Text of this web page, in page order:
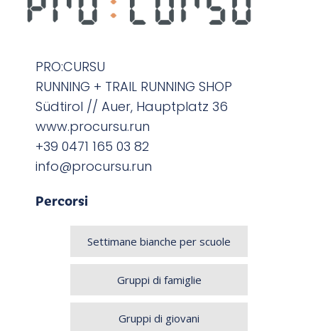
PRO:CURSU
RUNNING + TRAIL RUNNING SHOP
Südtirol // Auer, Hauptplatz 36
www.procursu.run
+39 0471 165 03 82
info@procursu.run
Percorsi
Settimane bianche per scuole
Gruppi di famiglie
Gruppi di giovani